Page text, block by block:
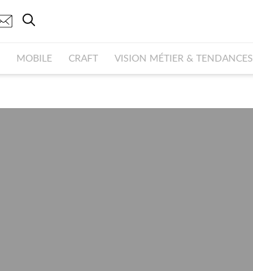
MOBILE CRAFT VISION MÉTIER & TENDANCES